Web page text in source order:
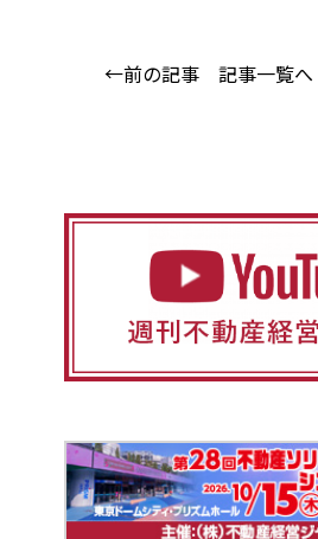
←前の記事 記事一覧へ